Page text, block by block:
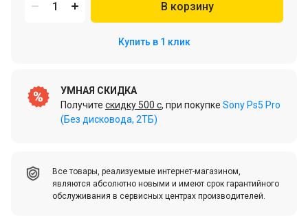
В корзину
Купить в 1 клик
УМНАЯ СКИДКА
Получите скидку 500 c, при покупке Sony Ps5 Pro
(Без дисковода, 2ТБ)
Все товары, реализуемые интернет-магазином,
являются абсолютно новыми и имеют срок гарантийного
обслуживания в сервисных центрах производителей.